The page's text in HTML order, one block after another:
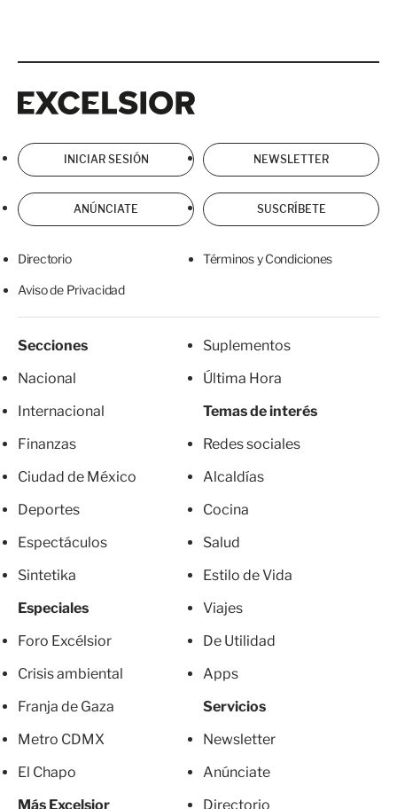
INICIAR SESIÓN NEWSLETTER
ANÚNCIATE SUSCRÍBETE
Directorio Términos y Condiciones
Aviso de Privacidad
Secciones
Nacional
Internacional
Finanzas
Ciudad de México
Deportes
Espectáculos
Sintetika
Especiales
Foro Excélsior
Crisis ambiental
Franja de Gaza
Metro CDMX
El Chapo
Más Excelsior
Suplementos
Última Hora
Temas de interés
Redes sociales
Alcaldías
Cocina
Salud
Estilo de Vida
Viajes
De Utilidad
Apps
Servicios
Newsletter
Anúnciate
Directorio